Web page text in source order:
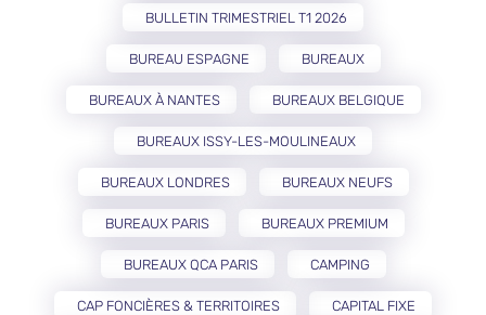
BULLETIN TRIMESTRIEL T1 2026
BUREAU ESPAGNE BUREAUX
BUREAUX À NANTES BUREAUX BELGIQUE
BUREAUX ISSY-LES-MOULINEAUX
BUREAUX LONDRES BUREAUX NEUFS
BUREAUX PARIS BUREAUX PREMIUM
BUREAUX QCA PARIS CAMPING
CAP FONCIÈRES & TERRITOIRES CAPITAL FIXE